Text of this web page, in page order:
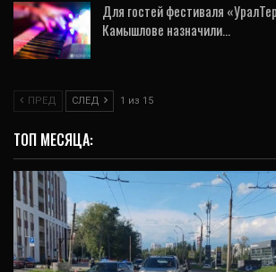
Для гостей фестиваля
Камышлове назначили…
ПРЕД СЛЕД 1 из 15
ТОП МЕСЯЦА: